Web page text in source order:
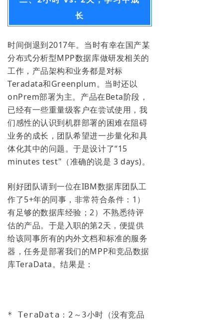
长
时间倒退到2017年。当时有幸在国产某
分布式分析型MPP数据库做研发相关的
工作，产品架构和业务都是对标
Teradata和Greenplum。当时还以
onPrem部署为主。产品在Beta阶段，
已经有一些重量级客户在尝试使用， 我
们感性的认识到机群部署的困难在阻碍
业务的成长，团队希望进一步量化和具
体化其中的问题。于是设计了“15
minutes test"（准确的说是 3 days)。
刚好团队请到一位在IBM数据库团队工
作了5+年的同事，非常符合条件：1）
有足够的数据库经验；2）不熟悉待评
估的产品。于是入职的第2天，便提供
给该同事所有的内外文档和标准的服务
器，任务是部署我们的MPP和竞品数据
库TeraData。结果是：
* TeraData：2～3小时（没有竞品